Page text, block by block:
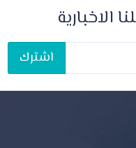
الاخبارية
اشترك